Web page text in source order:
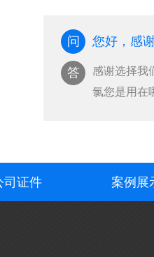
问 您好，感
答
感谢选择我
氯您是用在
司证件 案例展